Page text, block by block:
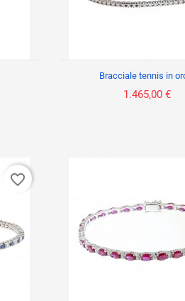
Bracciale tennis in
1.465,00 €
favorite_border